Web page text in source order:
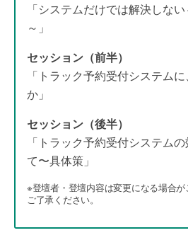
「システムだけでは解決しな
～」
セッション（前半）
「トラック予約受付システム
か」
セッション（後半）
「トラック予約受付システム
て〜具体策」
※登壇者・登壇内容は変更になる場合
ご了承ください。